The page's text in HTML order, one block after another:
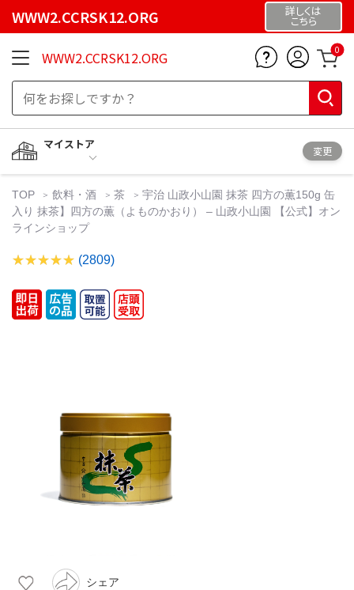
WWW2.CCRSK12.ORG 詳しくは
こちら
WWW2.CCRSK12.ORG 0
マイストア
変更
TOP 飲料・酒 茶
宇治 山政小山園 抹茶 四方の薫150g 缶
入り 抹茶】四方の薫（よものかおり） – 山政小山園 【公式】オン
ラインショップ
(2809)
シェア